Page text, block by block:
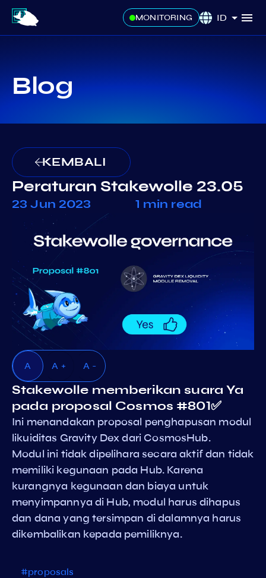
MONITORING ID
Blog
KEMBALI
Peraturan Stakewolle 23.05
23 Jun 2023 1 min read
A A + A -
Stakewolle memberikan suara Ya
pada proposal Cosmos #801✅
Ini menandakan proposal penghapusan modul
likuiditas Gravity Dex dari CosmosHub.
Modul ini tidak dipelihara secara aktif dan tidak
memiliki kegunaan pada Hub. Karena
kurangnya kegunaan dan biaya untuk
menyimpannya di Hub, modul harus dihapus
dan dana yang tersimpan di dalamnya harus
dikembalikan kepada pemiliknya.
#proposals